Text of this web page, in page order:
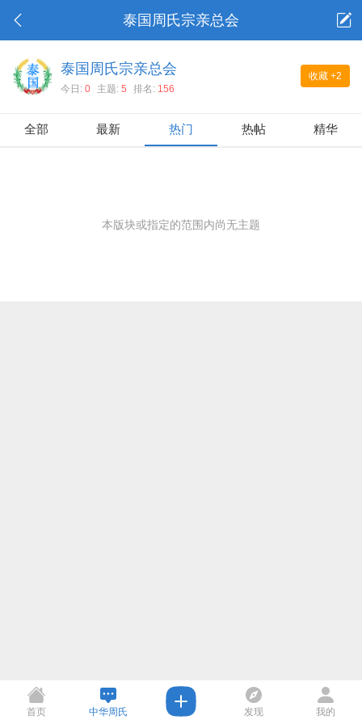
泰国周氏宗亲总会
收藏 +2
泰国周氏宗亲总会
今日: 0 主题: 5 排名: 156
全部 最新 热门 热帖 精华
本版块或指定的范围内尚无主题
首页 中华周氏 发现 我的